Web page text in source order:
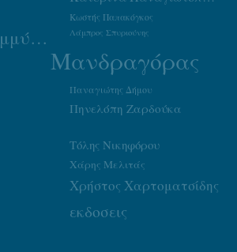
Κωστής Παπακόγκος
Κώστας Κρεμμύδας Λάμπρος Σπυριούνης
Μανδραγόρας
Παναγιώτης Δήμου
Πηνελόπη Ζαρδούκα
Τόλης Νικηφόρου
Χάρης Μελιτάς
Χρήστος Χαρτοματσίδης
εκδοσεις